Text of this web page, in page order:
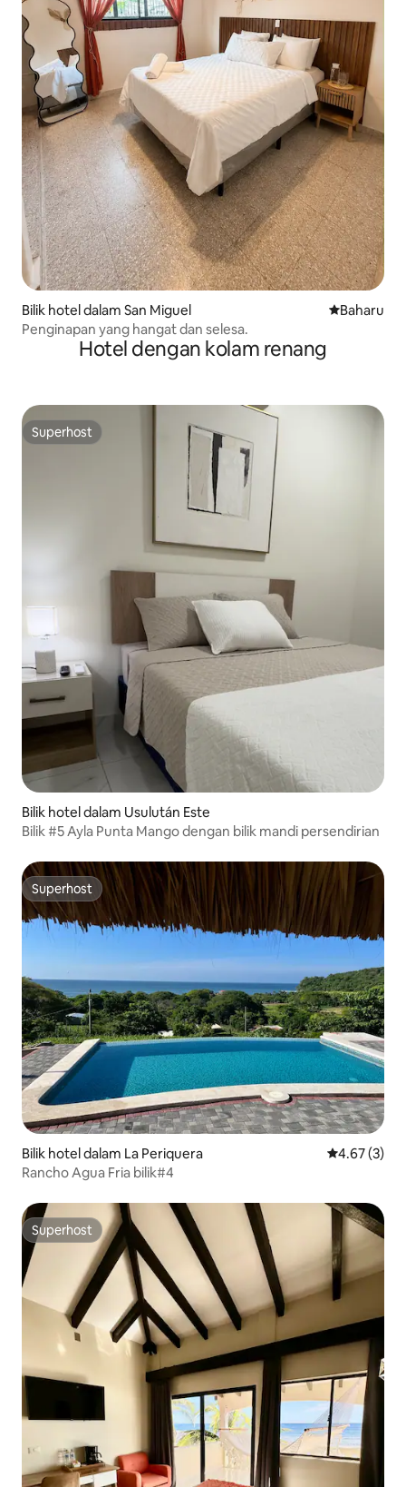
Bilik hotel dalam San Miguel Tempat
Baharu
Penginapan yang hangat dan selesa.
Hotel dengan kolam renang
Superhost
Superhost
Bilik hotel dalam Usulután Este
Bilik #5 Ayla Punta Mango dengan bilik mandi persendirian
Superhost
Superhost
Bilik hotel dalam La Periquera Penarafan
4.67 (3)
Rancho Agua Fria bilik#4
Superhost
Superhost